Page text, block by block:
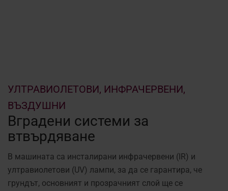
УЛТРАВИОЛЕТОВИ, ИНФРАЧЕРВЕНИ,
ВЪЗДУШНИ
Вградени системи за
втвърдяване
В машината са инсталирани инфрачервени (IR) и
ултравиолетови (UV) лампи, за да се гарантира, че
грундът, основният и прозрачният слой ще се